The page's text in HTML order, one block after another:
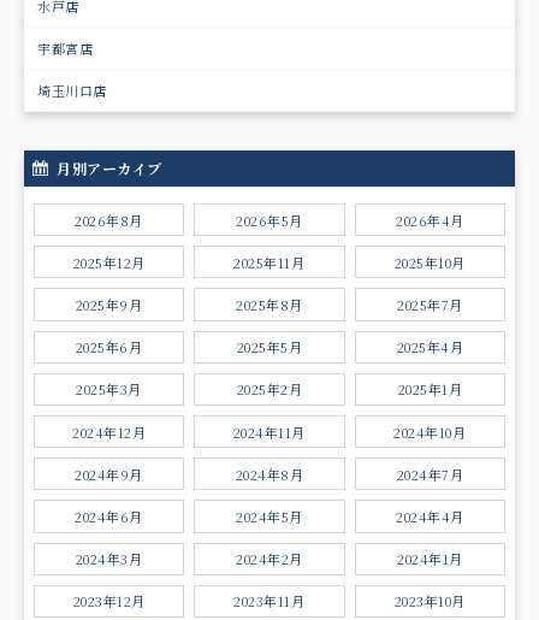
水戸店
宇都宮店
埼玉川口店
月別アーカイブ
2026年8月 2026年5月 2026年4月
2025年12月 2025年11月 2025年10月
2025年9月 2025年8月 2025年7月
2025年6月 2025年5月 2025年4月
2025年3月 2025年2月 2025年1月
2024年12月 2024年11月 2024年10月
2024年9月 2024年8月 2024年7月
2024年6月 2024年5月 2024年4月
2024年3月 2024年2月 2024年1月
2023年12月 2023年11月 2023年10月